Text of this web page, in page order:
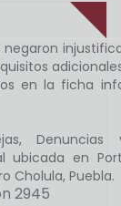
negaron
en la ficha
Denuncias
ubicada en
Cholula, Puebla.
2945